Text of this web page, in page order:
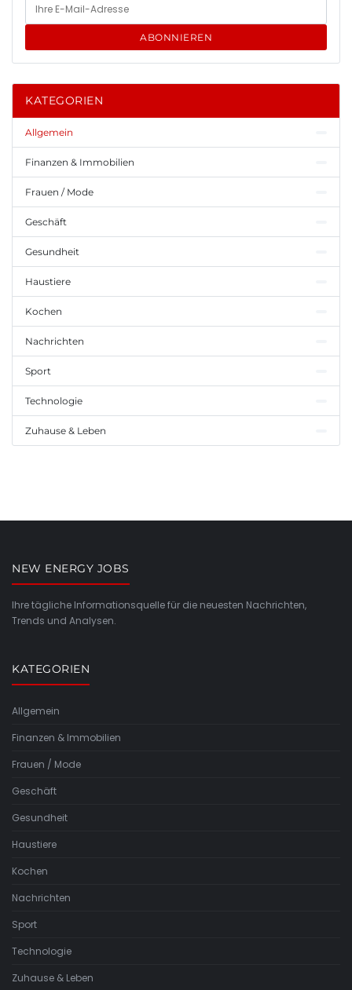
ABONNIEREN
KATEGORIEN
Allgemein
Finanzen & Immobilien
Frauen / Mode
Geschäft
Gesundheit
Haustiere
Kochen
Nachrichten
Sport
Technologie
Zuhause & Leben
NEW ENERGY JOBS
Ihre tägliche Informationsquelle für die neuesten Nachrichten,
Trends und Analysen.
KATEGORIEN
Allgemein
Finanzen & Immobilien
Frauen / Mode
Geschäft
Gesundheit
Haustiere
Kochen
Nachrichten
Sport
Technologie
Zuhause & Leben